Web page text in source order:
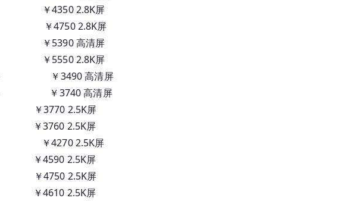
￥4350 2.8K屏
￥4750 2.8K屏
￥5390 高清屏
￥5550 2.8K屏
￥3490 高清屏
￥3740 高清屏
￥3770 2.5K屏
￥3760 2.5K屏
￥4270 2.5K屏
￥4590 2.5K屏
￥4750 2.5K屏
￥4610 2.5K屏